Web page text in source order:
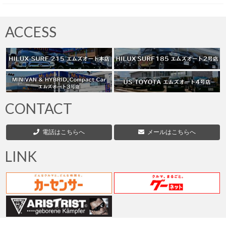
ACCESS
CONTACT
電話はこちらへ メールはこちらへ
LINK